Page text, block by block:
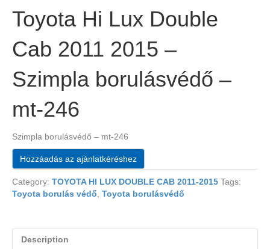
Toyota Hi Lux Double
Cab 2011 2015 –
Szimpla borulásvédő –
mt-246
Szimpla borulásvédő – mt-246
Hozzáadás az ajánlatkéréshez
Category: TOYOTA HI LUX DOUBLE CAB 2011-2015 Tags:
Toyota borulás védő, Toyota borulásvédő
Description